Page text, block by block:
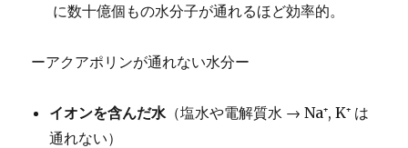
に数十億個もの水分子が通れるほど効率的。
ーアクアポリンが通れない水分ー
イオンを含んだ水 （塩水や電解質水 → Na⁺, K⁺ は
通れない）